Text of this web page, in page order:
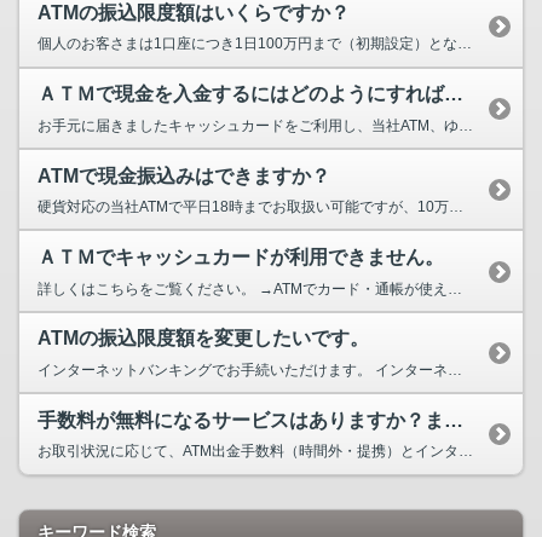
ATMの振込限度額はいくらですか？
個人のお客さまは1口座につき1日100万円まで（初期設定）となります。振込限度額の変更をご...
ＡＴＭで現金を入金するにはどのようにすればいいですか？
お手元に届きましたキャッシュカードをご利用し、当社ATM、ゆうちょ銀行ATM、セブン銀行・...
ATMで現金振込みはできますか？
硬貨対応の当社ATMで平日18時までお取扱い可能ですが、10万円を超える金額はお振込みいただけ...
ＡＴＭでキャッシュカードが利用できません。
ATMの振込限度額を変更したいです。
インターネットバンキングでお手続いただけます。 インターネットバンキングの場合 ...
手数料が無料になるサービスはありますか？また、条件はありますか？
お取引状況に応じて、ATM出金手数料（時間外・提携）とインターネットバンキングによる他行あ...
キーワード検索